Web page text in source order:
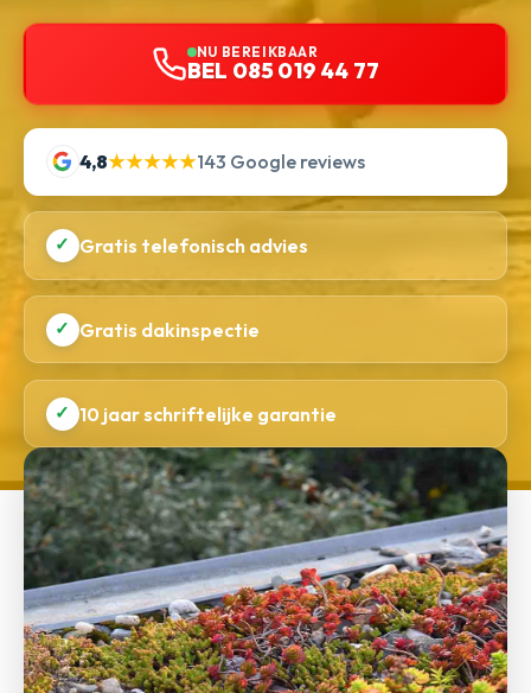
NU BEREIKBAAR
BEL 085 019 44 77
4,8★★★★★143 Google reviews
✓ Gratis telefonisch advies
✓ Gratis dakinspectie
✓ 10 jaar schriftelijke garantie